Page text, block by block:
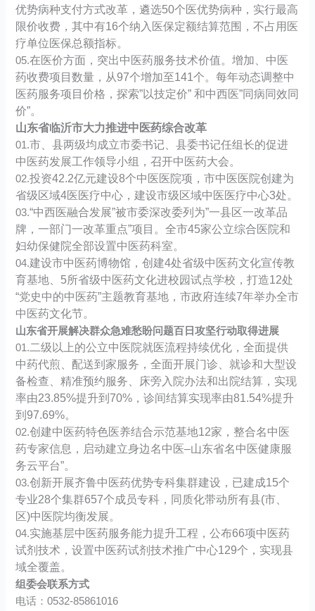
优势病种支付方式改革，遴选50个医优势病种，实行最高
限价收费，其中有16个纳入医保定额结算范围，不占用医
疗单位医保总额指标。
05.在医价方面，突出中医药服务技术价值。增加、中医
药收费项目数量，从97个增加至141个。每年动态调整中
医药服务项目价格，探索”以技定价” 和中西医”同病同效同
价”。
山东省临沂市大力推进中医药综合改革
01.市、县两级均成立市委书记、县委书记任组长的促进
中医药发展工作领导小组，召开中医药大会。
02.投资42.2亿元建设8个中医医院项，市中医医院创建为
省级区域4医医疗中心，建设市级区域中医医疗中心3处。
03.“中西医融合发展”被市委深改委列为”一县区一改革品
牌，一部门一改革重点”项目。全市45家公立综合医院和
妇幼保健院全部设置中医药科室。
04.建设市中医药博物馆，创建4处省级中医药文化宣传教
育基地、5所省级中医药文化进校园试点学校，打造12处
“党史中的中医药”主题教育基地，市政府连续7年举办全市
中医药文化节。
山东省开展解决群众急难愁盼问题百日攻坚行动取得进展
01.二级以上的公立中医院就医流程持续优化，全面提供
中药代煎、配送到家服务，全面开展门诊、就诊和大型设
备检查、精准预约服务、床旁入院办法和出院结算，实现
率由23.85%提升到70%，诊间结算实现率由81.54%提升
到97.69%。
02.创建中医药特色医养结合示范基地12家，整合名中医
药专家信息，启动建立身边名中医–山东省名中医健康服
务云平台”。
03.创新开展齐鲁中医药优势专科集群建设，已建成15个
专业28个集群657个成员专科，同质化带动所有县(市、
区)中医院均衡发展。
04.实施基层中医药服务能力提升工程，公布66项中医药
试剂技术，设置中医药试剂技术推广中心129个，实现县
域全覆盖。
组委会联系方式
电话：0532-85861016